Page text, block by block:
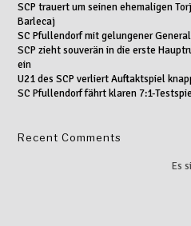
SCP trauert um seinen ehemaligen
Barlecaj
SC Pfullendorf mit gelungener
SCP zieht souverän in die erste
ein
U21 des SCP verliert Auftaktspiel
SC Pfullendorf fährt klaren 7:1-
Recent Comments
Es